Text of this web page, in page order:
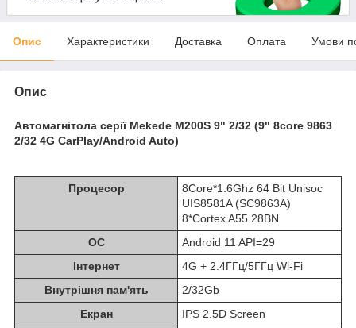
Опис Характеристики Доставка Оплата Умови
Опис
Автомагнітола серії Mekede M200S 9" 2/32 (9" 8core 9863
2/32 4G CarPlay/Android Auto)
Процесор
8Core*1.6Ghz 64 Bit Unisoc
UIS8581A (SC9863A)
8*Cortex A55 28BN
ОС
Android 11 API=29
Інтернет
4G + 2.4ГГц/5ГГц Wi-Fi
Внутрішня пам'ять
2/32Gb
Екран
IPS 2.5D Screen